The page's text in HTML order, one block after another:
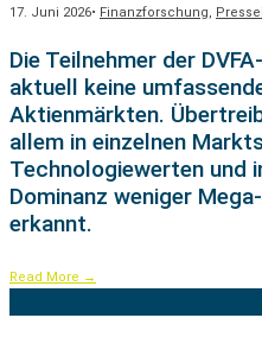
17. Juni 2026• Finanzforschung,
Die Teilnehmer der
aktuell keine
Aktienmärkten.
allem in einzelnen
Technologiewerten und
Dominanz weniger
erkannt.
Read More →